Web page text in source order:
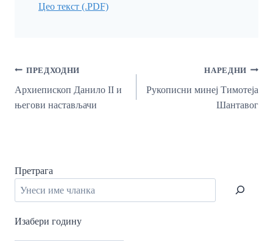
Цео текст (.PDF)
Кретање
ПРЕДХОДНИ
Архиепископ Данило II и
његови настављачи
НАРЕДНИ
Рукописни минеј Тимотеја
Шантавог
Претрага
Изабери годину